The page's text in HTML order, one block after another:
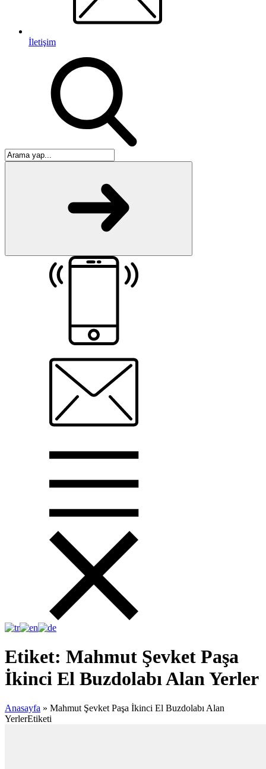
İletişim
Etiket: Mahmut Şevket Paşa
İkinci El Buzdolabı Alan Yerler
Anasayfa » Mahmut Şevket Paşa İkinci El Buzdolabı Alan
YerlerEtiketi